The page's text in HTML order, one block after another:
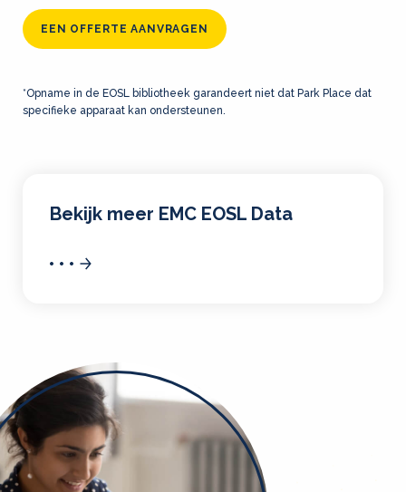
EEN OFFERTE AANVRAGEN
*Opname in de EOSL bibliotheek garandeert niet dat Park Place dat
specifieke apparaat kan ondersteunen.
Bekijk meer EMC EOSL Data